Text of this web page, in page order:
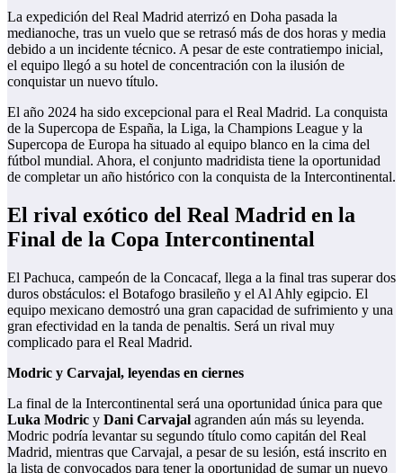
La expedición del Real Madrid aterrizó en Doha pasada la
medianoche, tras un vuelo que se retrasó más de dos horas y media
debido a un incidente técnico. A pesar de este contratiempo inicial,
el equipo llegó a su hotel de concentración con la ilusión de
conquistar un nuevo título.
El año 2024 ha sido excepcional para el Real Madrid. La conquista
de la Supercopa de España, la Liga, la Champions League y la
Supercopa de Europa ha situado al equipo blanco en la cima del
fútbol mundial. Ahora, el conjunto madridista tiene la oportunidad
de completar un año histórico con la conquista de la Intercontinental.
El rival exótico del Real Madrid en la
Final de la Copa Intercontinental
El Pachuca, campeón de la Concacaf, llega a la final tras superar dos
duros obstáculos: el Botafogo brasileño y el Al Ahly egipcio. El
equipo mexicano demostró una gran capacidad de sufrimiento y una
gran efectividad en la tanda de penaltis. Será un rival muy
complicado para el Real Madrid.
Modric y Carvajal, leyendas en ciernes
La final de la Intercontinental será una oportunidad única para que
Luka Modric y Dani Carvajal agranden aún más su leyenda.
Modric podría levantar su segundo título como capitán del Real
Madrid, mientras que Carvajal, a pesar de su lesión, está inscrito en
la lista de convocados para tener la oportunidad de sumar un nuevo